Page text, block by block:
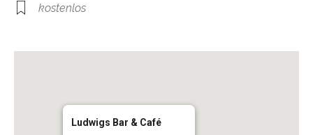
kostenlos
Ludwigs Bar & Café